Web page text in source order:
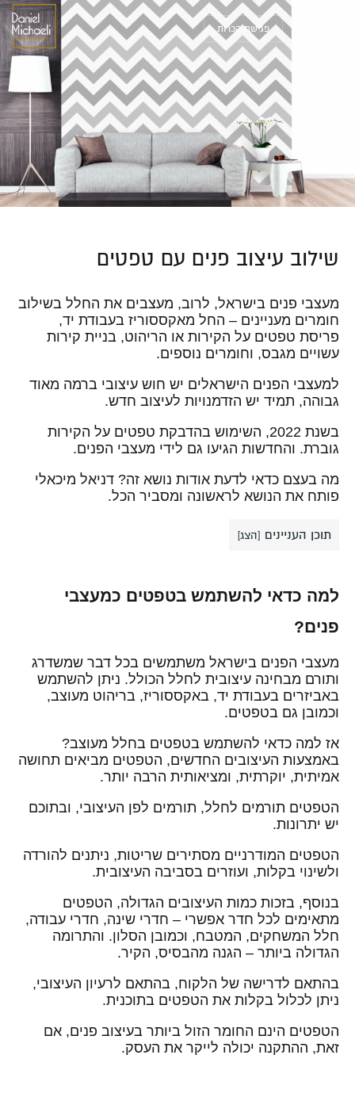
פגישת הכרות
שילוב עיצוב פנים עם טפטים
מעצבי פנים בישראל, לרוב, מעצבים את החלל בשילוב
חומרים מעניינים – החל מאקססוריז בעבודת יד,
פריסת טפטים על הקירות או הריהוט, בניית קירות
עשויים מגבס, וחומרים נוספים.
למעצבי הפנים הישראלים יש חוש עיצובי ברמה מאוד
גבוהה, תמיד יש הזדמנויות לעיצוב חדש.
בשנת 2022, השימוש בהדבקת טפטים על הקירות
גוברת. והחדשות הגיעו גם לידי מעצבי הפנים.
מה בעצם כדאי לדעת אודות נושא זה? דניאל מיכאלי
פותח את הנושא לראשונה ומסביר הכל.
תוכן העניינים [הצג]
למה כדאי להשתמש בטפטים כמעצבי
פנים?
מעצבי הפנים בישראל משתמשים בכל דבר שמשדרג
ותורם מבחינה עיצובית לחלל הכולל. ניתן להשתמש
באביזרים בעבודת יד, באקססוריז, בריהוט מעוצב,
וכמובן גם בטפטים.
אז למה כדאי להשתמש בטפטים בחלל מעוצב?
באמצעות העיצובים החדשים, הטפטים מביאים תחושה
אמיתית, יוקרתית, ומציאותית הרבה יותר.
הטפטים תורמים לחלל, תורמים לפן העיצובי, ובתוכם
יש יתרונות.
הטפטים המודרניים מסתירים שריטות, ניתנים להורדה
ולשינוי בקלות, ועוזרים בסביבה העיצובית.
בנוסף, בזכות כמות העיצובים הגדולה, הטפטים
מתאימים לכל חדר אפשרי – חדרי שינה, חדרי עבודה,
חלל המשחקים, המטבח, וכמובן הסלון. והתרומה
הגדולה ביותר – הגנה מהבסיס, הקיר.
בהתאם לדרישה של הלקוח, בהתאם לרעיון העיצובי,
ניתן לכלול בקלות את הטפטים בתוכנית.
הטפטים הינם החומר הזול ביותר בעיצוב פנים, אם
זאת, ההתקנה יכולה לייקר את העסק.